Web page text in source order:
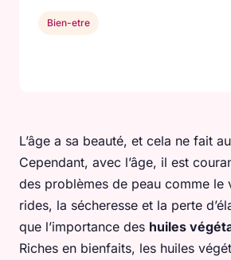
L’âge a sa beauté, et cela ne fait
Cependant, avec l’âge, il est
des problèmes de peau comme le
rides, la sécheresse et la perte
que l’importance des huiles
Riches en bienfaits, les huiles
Bien-etre